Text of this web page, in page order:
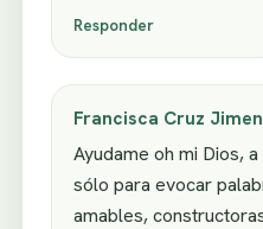
Responder
Francisca Cruz
Ayudame oh mi Dios,
sólo para evocar
amables,